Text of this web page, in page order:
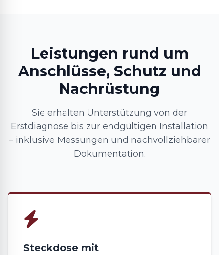
Leistungen rund um
Anschlüsse, Schutz und
Nachrüstung
Sie erhalten Unterstützung von der
Erstdiagnose bis zur endgültigen Installation
– inklusive Messungen und nachvollziehbarer
Dokumentation.
Steckdose mit